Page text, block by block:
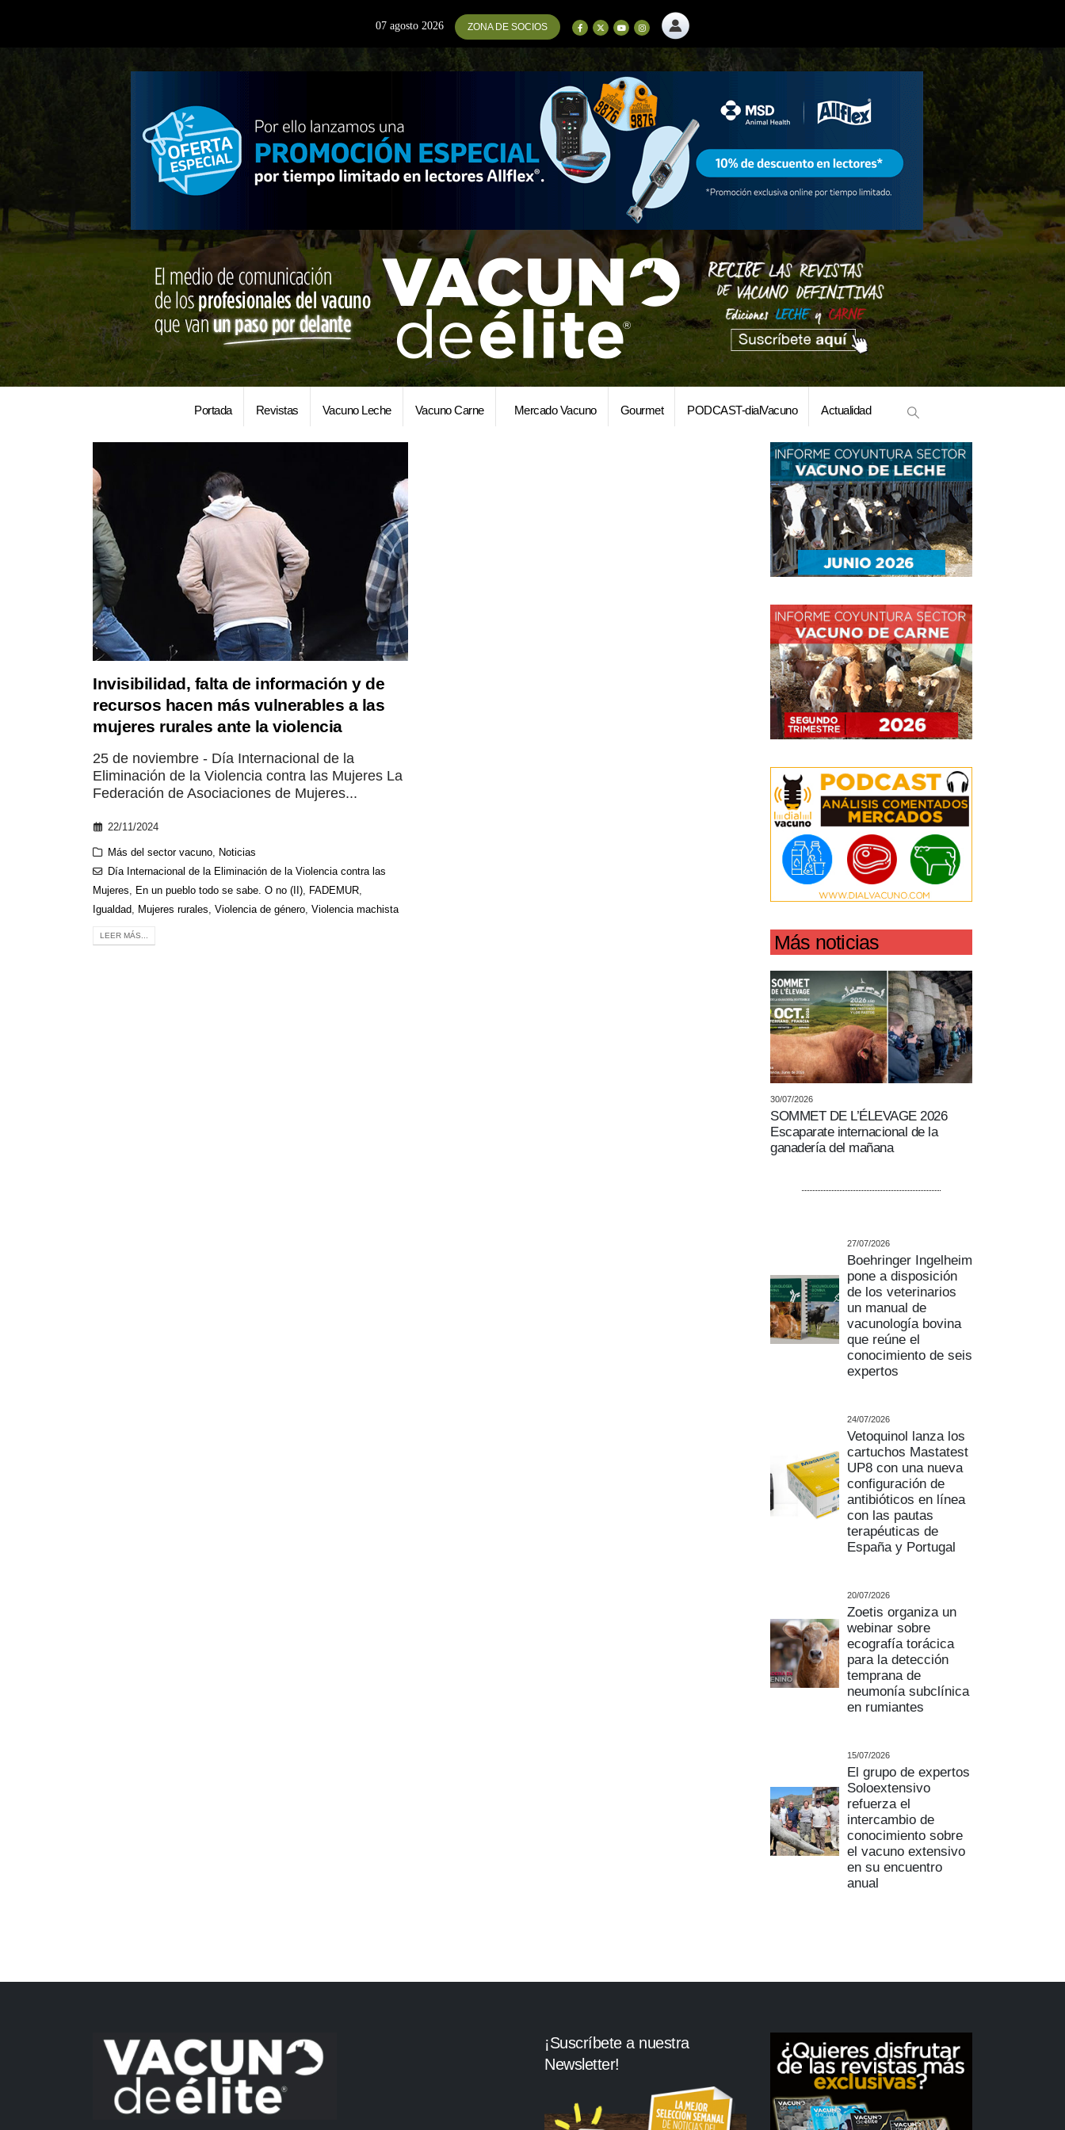
07 agosto 2026 ZONA DE SOCIOS
Portada Revistas Vacuno Leche Vacuno Carne Mercado Vacuno Gourmet PODCAST-dialVacuno Actualidad
Invisibilidad, falta de información y de
recursos hacen más vulnerables a las
mujeres rurales ante la violencia
25 de noviembre - Día Internacional de la
Eliminación de la Violencia contra las Mujeres La
Federación de Asociaciones de Mujeres...
22/11/2024
Más del sector vacuno, Noticias
Día Internacional de la Eliminación de la Violencia contra las
Mujeres, En un pueblo todo se sabe. O no (II), FADEMUR,
Igualdad, Mujeres rurales, Violencia de género, Violencia machista
LEER MÁS... Más noticias
30/07/2026
SOMMET DE L’ÉLEVAGE 2026
Escaparate internacional de la
ganadería del mañana
27/07/2026
Boehringer Ingelheim
pone a disposición
de los veterinarios
un manual de
vacunología bovina
que reúne el
conocimiento de seis
expertos
24/07/2026
Vetoquinol lanza los
cartuchos Mastatest
UP8 con una nueva
configuración de
antibióticos en línea
con las pautas
terapéuticas de
España y Portugal
20/07/2026
Zoetis organiza un
webinar sobre
ecografía torácica
para la detección
temprana de
neumonía subclínica
en rumiantes
15/07/2026
El grupo de expertos
Soloextensivo
refuerza el
intercambio de
conocimiento sobre
el vacuno extensivo
en su encuentro
anual
¡Suscríbete a nuestra
Newsletter!